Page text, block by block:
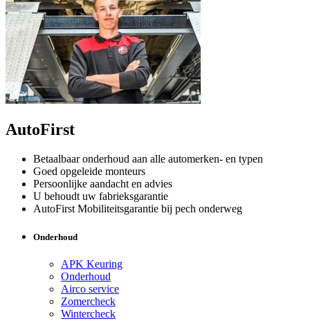
AutoFirst
Betaalbaar onderhoud aan alle automerken- en typen
Goed opgeleide monteurs
Persoonlijke aandacht en advies
U behoudt uw fabrieksgarantie
AutoFirst Mobiliteitsgarantie bij pech onderweg
Onderhoud
APK Keuring
Onderhoud
Airco service
Zomercheck
Wintercheck